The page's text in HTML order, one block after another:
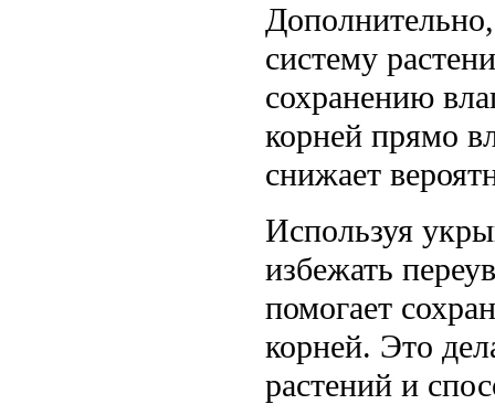
систему
сохранению
корней прямо
снижает
Используя
избежать
помогает
корней. Это
растений и